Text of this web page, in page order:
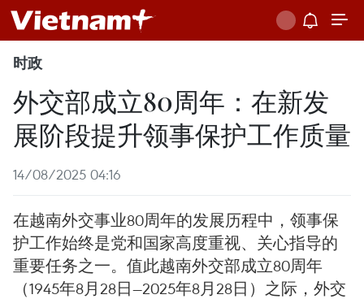
时政
外交部成立80周年：在新发
展阶段提升领事保护工作质量
14/08/2025 04:16
在越南外交事业80周年的发展历程中，领事保
护工作始终是党和国家高度重视、关心指导的
重要任务之一。值此越南外交部成立80周年
（1945年8月28日—2025年8月28日）之际，外交